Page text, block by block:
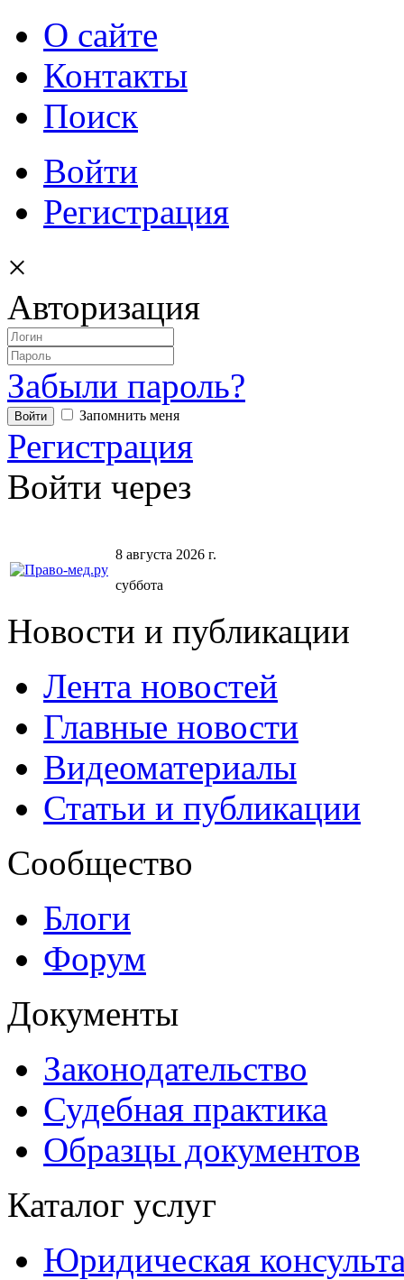
О сайте
Контакты
Поиск
Войти
Регистрация
×
Авторизация
Забыли пароль?
Запомнить меня
Регистрация
Войти через
8 августа 2026 г.
суббота
Новости и публикации
Лента новостей
Главные новости
Видеоматериалы
Статьи и публикации
Сообщество
Блоги
Форум
Документы
Законодательство
Судебная практика
Образцы документов
Каталог услуг
Юридическая